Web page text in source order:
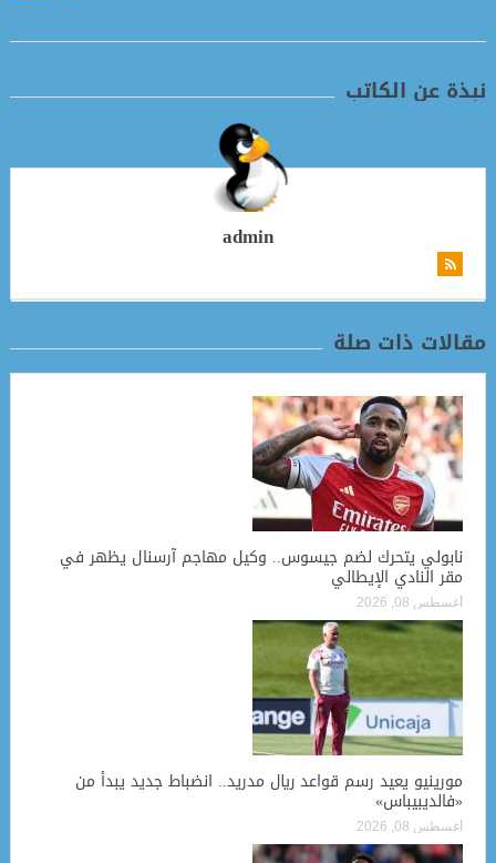
نبذة عن الكاتب
admin
مقالات ذات صلة
نابولي يتحرك لضم جيسوس.. وكيل مهاجم آرسنال يظهر في
مقر النادي الإيطالي
أغسطس 08, 2026
مورينيو يعيد رسم قواعد ريال مدريد.. انضباط جديد يبدأ من
«فالديبيباس»
أغسطس 08, 2026